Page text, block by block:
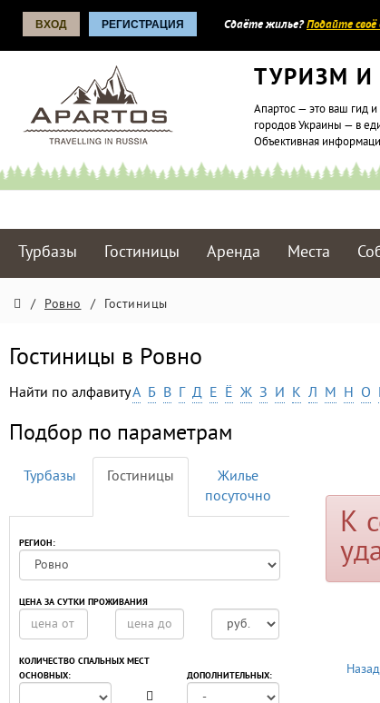
ВХОД РЕГИСТРАЦИЯ Сдаёте жилье?Подайте своё
ТУРИЗМ И
Апартос — это ваш гид
городов Украины — в
Объективная
Турбазы Гостиницы Аренда Места
/ Ровно / Гостиницы
Гостиницы в Ровно
Найти по алфавитуА Б В Г Д Е Ё Ж З И К Л М Н О
Подбор по параметрам
Турбазы Гостиницы
Жилье
посуточно
РЕГИОН:
ЦЕНА ЗА СУТКИ ПРОЖИВАНИЯ
КОЛИЧЕСТВО СПАЛЬНЫХ МЕСТ
ОСНОВНЫХ:
ДОПОЛНИТЕЛЬНЫХ:
К
Назад